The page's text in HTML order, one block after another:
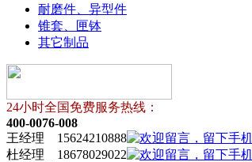
耐磨件、异型件
锥套、匣钵
其它制品
24小时全国免费服务热线：
400-0076-008
王经理 15624210888
杜经理 18678029022